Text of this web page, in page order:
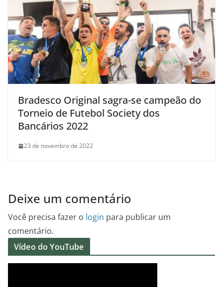
Bradesco Original sagra-se campeão do
Torneio de Futebol Society dos
Bancários 2022
23 de novembro de 2022
Deixe um comentário
Você precisa fazer o login para publicar um
comentário.
Vídeo do YouTube